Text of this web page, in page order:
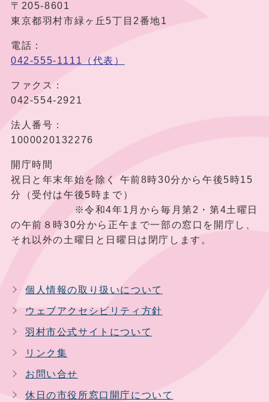
〒205-8601
東京都羽村市緑ヶ丘5丁目2番地1
電話：
042-555-1111（代表）
ファクス：
042-554-2921
法人番号：
1000020132276
開庁時間
祝日と年末年始を除く 午前8時30分から午後5時15
分（受付は午後5時まで）
※令和4年1月から毎月第2・第4土曜日
の午前８時30分から正午まで一部の窓口を開庁し、
それ以外の土曜日と日曜日は閉庁します。
個人情報の取り扱いについて
ウェブアクセシビリティ方針
羽村市公式サイトについて
リンク集
お問い合せ
休日の市役所窓口開庁について